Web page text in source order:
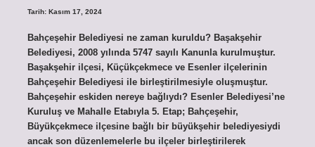
Tarih: Kasım 17, 2024
Bahçeşehir Belediyesi ne zaman kuruldu? Başakşehir
Belediyesi, 2008 yılında 5747 sayılı Kanunla kurulmuştur.
Başakşehir ilçesi, Küçükçekmece ve Esenler ilçelerinin
Bahçeşehir Belediyesi ile birleştirilmesiyle oluşmuştur.
Bahçeşehir eskiden nereye bağlıydı? Esenler Belediyesi’ne
Kuruluş ve Mahalle Etabıyla 5. Etap; Bahçeşehir,
Büyükçekmece ilçesine bağlı bir büyükşehir belediyesiydi
ancak son düzenlemelerle bu ilçeler birleştirilerek